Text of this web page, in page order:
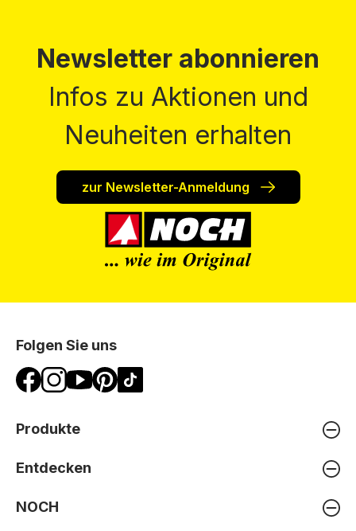
Newsletter abonnieren
Infos zu Aktionen und
Neuheiten erhalten
zur Newsletter-Anmeldung
Folgen Sie uns
Produkte
Entdecken
NOCH